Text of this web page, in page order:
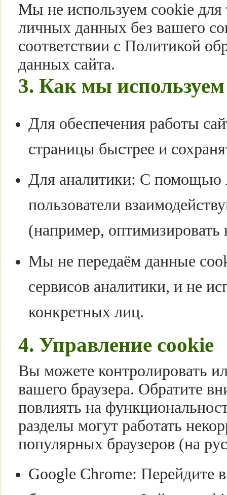
Мы не используем cookie для
личных данных без вашего
соответствии с Политикой
данных сайта.
3. Как мы
Для обеспечения работы
страницы быстрее и
Для аналитики: С помощью
пользователи
(например,
Мы не передаём данные
сервисов аналитики, и не
конкретных лиц.
4. Управление cookie
Вы можете контролировать
вашего браузера. Обратите
повлиять на
разделы могут работать
популярных браузеров (на
Google Chrome: Перейдите